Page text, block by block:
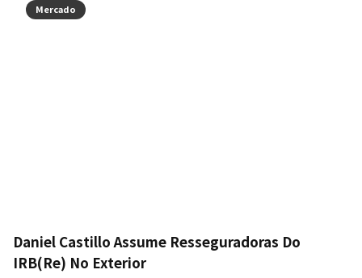
Mercado
Daniel Castillo Assume Resseguradoras Do
IRB(Re) No Exterior